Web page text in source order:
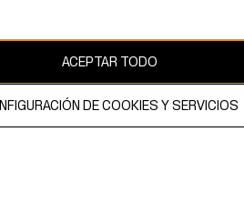
& Mauritz AB.ACEPTAR TODO
DE COOKIES Y SERVICIOS